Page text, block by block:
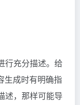
行充分描述。给
生成时有明确指
述，那样可能导